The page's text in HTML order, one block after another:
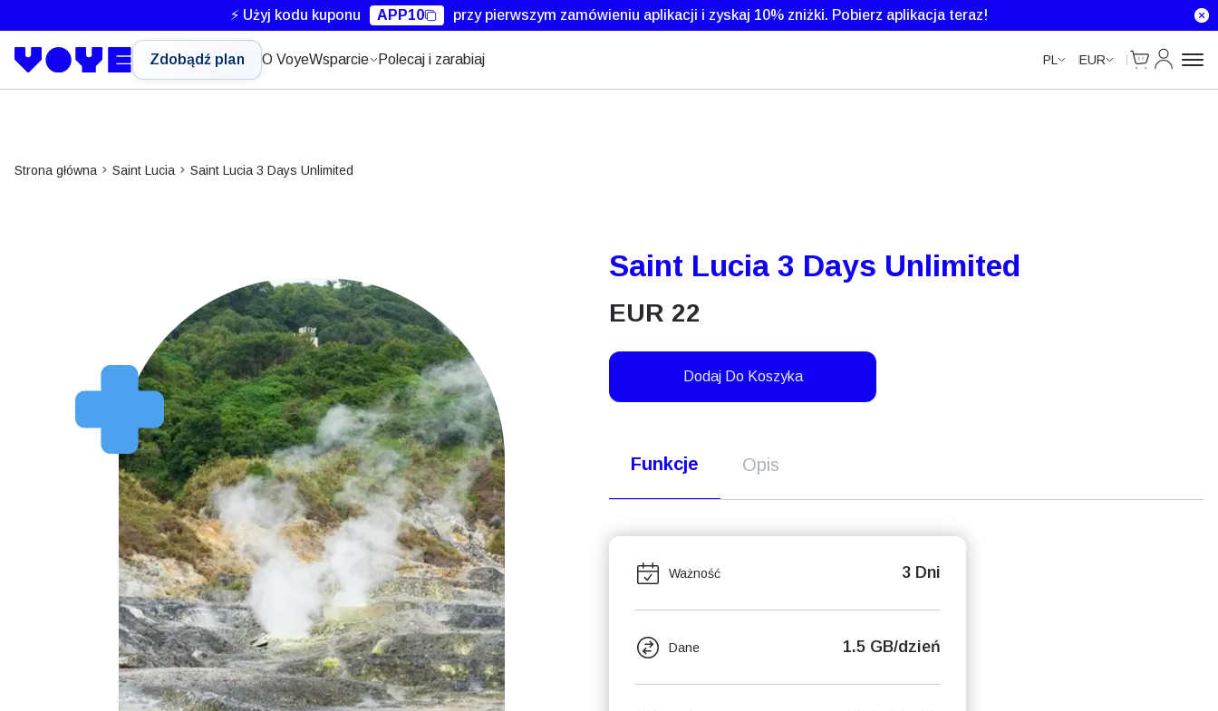
⚡ Użyj kodu kuponu APP10 przy pierwszym zamówieniu aplikacji i zyskaj 10% zniżki. Pobierz aplikacja teraz!
Zdobądź plan O VoyeWsparcie Polecaj i zarabiaj PL EUR
Cart
Moje
Strona główna Saint Lucia Saint Lucia 3 Days Unlimited
Saint Lucia 3 Days Unlimited
EUR 22
Dodaj Do Koszyka
Funkcje Opis
Ważność 3 Dni
Dane 1.5 GB/dzień